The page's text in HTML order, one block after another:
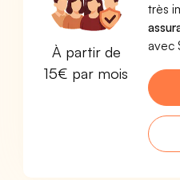
À partir de
15€ par mois
très
avec